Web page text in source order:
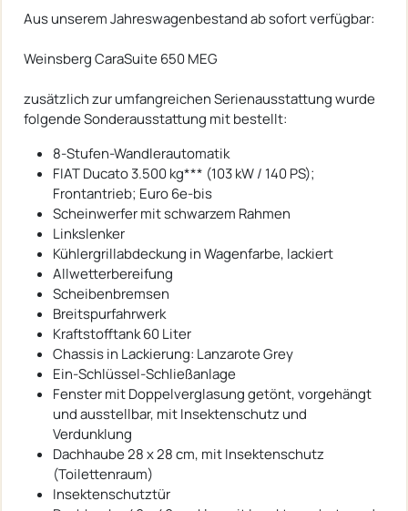
Aus unserem Jahreswagenbestand ab sofort verfügbar:
Weinsberg CaraSuite 650 MEG
zusätzlich zur umfangreichen Serienausstattung wurde
folgende Sonderausstattung mit bestellt:
8-Stufen-Wandlerautomatik
FIAT Ducato 3.500 kg*** (103 kW / 140 PS);
Frontantrieb; Euro 6e-bis
Scheinwerfer mit schwarzem Rahmen
Linkslenker
Kühlergrillabdeckung in Wagenfarbe, lackiert
Allwetterbereifung
Scheibenbremsen
Breitspurfahrwerk
Kraftstofftank 60 Liter
Chassis in Lackierung: Lanzarote Grey
Ein-Schlüssel-Schließanlage
Fenster mit Doppelverglasung getönt, vorgehängt
und ausstellbar, mit Insektenschutz und
Verdunklung
Dachhaube 28 x 28 cm, mit Insektenschutz
(Toilettenraum)
Insektenschutztür